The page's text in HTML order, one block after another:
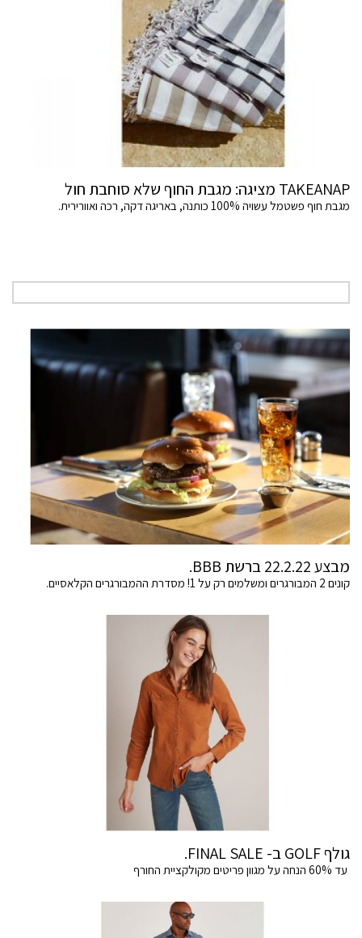
TAKEANAP מציגה: מגבת החוף שלא סוחבת חול
מגבת חוף פשטמל עשויה 100% כותנה, באריגה דקה, רכה ואוורירית.
מבצע 22.2.22 ברשת BBB.
קונים 2 המבורגרים ומשלמים רק על 1! מסדרת ההמבורגרים הקלאסיים.
גולף GOLF ב- FINAL SALE.
עד 60% הנחה על מגוון פריטים מקולקציית החורף